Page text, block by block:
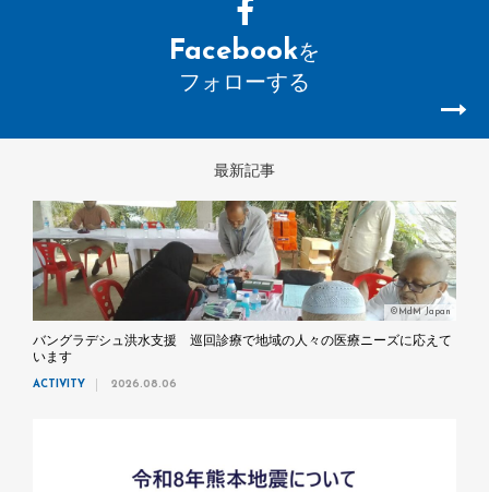
Facebookを
フォローする
最新記事
©MdM Japan
バングラデシュ洪水支援 巡回診療で地域の人々の医療ニーズに応えて
います
ACTIVITY 2026.08.06